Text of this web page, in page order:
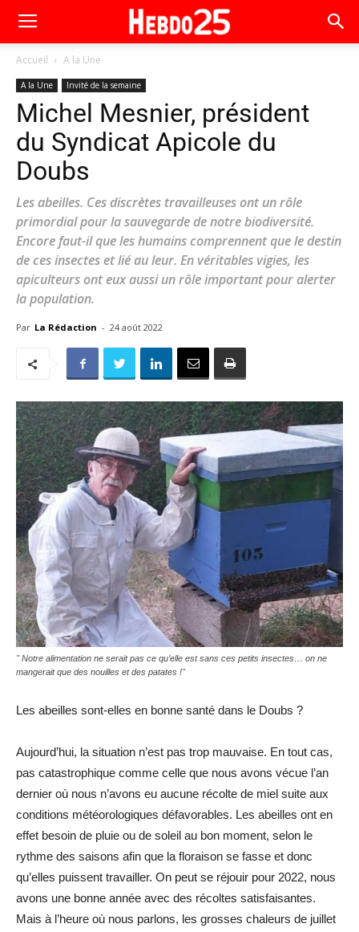
Accueil A la Une
A la Une Invité de la semaine
Michel Mesnier, président
du Syndicat Apicole du
Doubs
Les abeilles. Ces discrètes travailleuses ont un rôle
primordial pour la sauvegarde de notre biodiversité.
Encore faut-il que les humains comprennent que le destin
de ces insectes et lié au leur. En véritables vigies, les
apiculteurs ont eux aussi un rôle important pour alerter
la population.
Par La Rédaction - 24 août 2022
" Notre alimentation ne serait pas ce qu’elle est sans ces petits insectes… on ne
mangerait que des nouilles et des patates !"
Les abeilles sont-elles en bonne santé dans le Doubs ?
Aujourd’hui, la situation n’est pas trop mauvaise. En tout cas,
pas catastrophique comme celle que nous avons vécue l’an
dernier où nous n’avons eu aucune récolte de miel suite aux
conditions météorologiques défavorables. Les abeilles ont en
effet besoin de pluie ou de soleil au bon moment, selon le
rythme des saisons afin que la floraison se fasse et donc
qu’elles puissent travailler. On peut se réjouir pour 2022, nous
avons une bonne année avec des récoltes satisfaisantes.
Mais à l’heure où nous parlons, les grosses chaleurs de juillet